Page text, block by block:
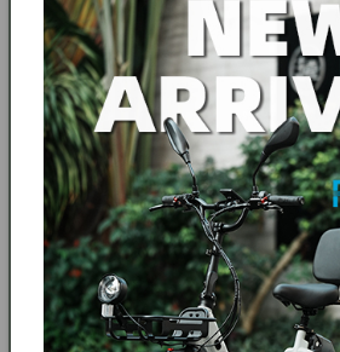
przez Unię Europejską, spełniający
krajów
【Wielofunkcyjne zastosowanie】:
wsteczne nadają się do większości
elektrycznych, szosowych, miejskich
Szersze pole widzenia】: Szklane
kierownicę roweru o wysokiej
wyraźne pole widzenia i szerszy widok
lusterko wsteczne, które jest bardzo
bezpieczeństwa na drodze.
【 Wytrzymałe i trwałe】: Rowerowe